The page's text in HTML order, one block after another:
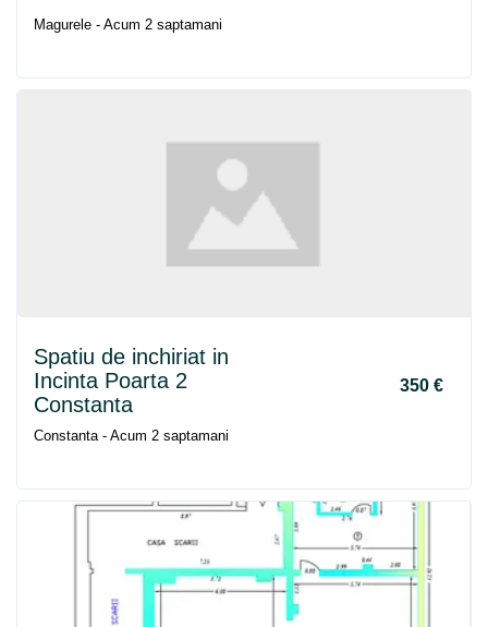
Magurele - Acum 2 saptamani
Spatiu de inchiriat in
Incinta Poarta 2
Constanta
350 €
Constanta - Acum 2 saptamani